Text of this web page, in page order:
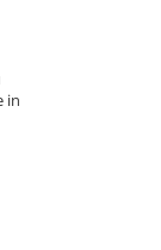
in